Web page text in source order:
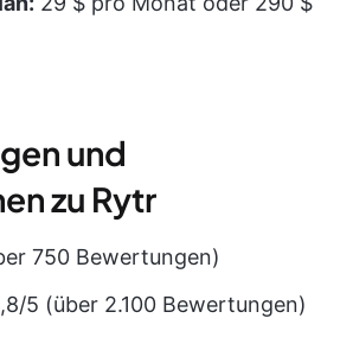
und
zu Rytr
750 Bewertungen)
5 (über 2.100 Bewertungen)